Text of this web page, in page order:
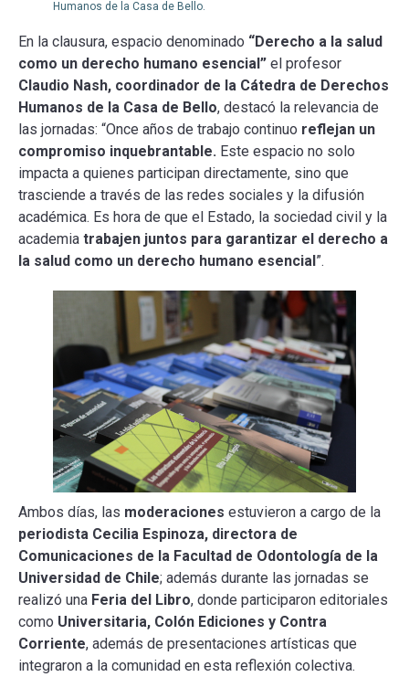
Humanos de la Casa de Bello.
En la clausura, espacio denominado “Derecho a la salud
como un derecho humano esencial” el profesor
Claudio Nash, coordinador de la Cátedra de Derechos
Humanos de la Casa de Bello, destacó la relevancia de
las jornadas: “Once años de trabajo continuo reflejan un
compromiso inquebrantable. Este espacio no solo
impacta a quienes participan directamente, sino que
trasciende a través de las redes sociales y la difusión
académica. Es hora de que el Estado, la sociedad civil y la
academia trabajen juntos para garantizar el derecho a
la salud como un derecho humano esencial”.
Ambos días, las moderaciones estuvieron a cargo de la
periodista Cecilia Espinoza, directora de
Comunicaciones de la Facultad de Odontología de la
Universidad de Chile; además durante las jornadas se
realizó una Feria del Libro, donde participaron editoriales
como Universitaria, Colón Ediciones y Contra
Corriente, además de presentaciones artísticas que
integraron a la comunidad en esta reflexión colectiva.